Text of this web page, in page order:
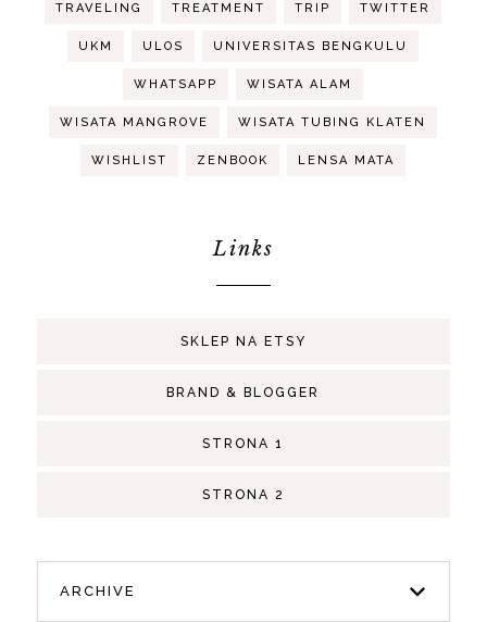
TRAVELING TREATMENT TRIP TWITTER
UKM ULOS UNIVERSITAS BENGKULU
WHATSAPP WISATA ALAM
WISATA MANGROVE WISATA TUBING KLATEN
WISHLIST ZENBOOK LENSA MATA
Links
SKLEP NA ETSY
BRAND & BLOGGER
STRONA 1
STRONA 2
ARCHIVE